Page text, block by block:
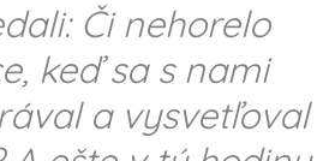
Či nehorelo
keď sa s nami
a vysvetľoval